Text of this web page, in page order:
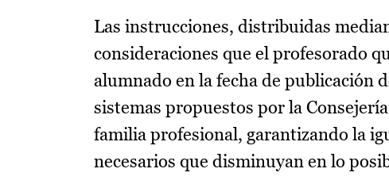
Las instrucciones, distribuidas
consideraciones que el profesorado
alumnado en la fecha de publicación
sistemas propuestos por la
familia profesional, garantizando la
necesarios que disminuyan en lo